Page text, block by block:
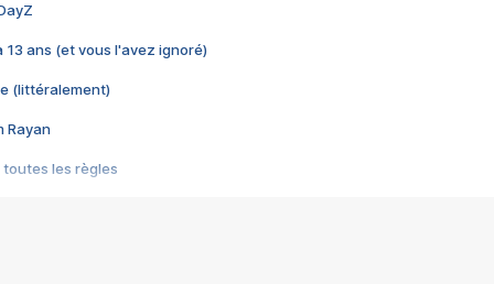
13 ans (et vous l'avez ignoré)
(littéralement)
Rayan
toutes les règles